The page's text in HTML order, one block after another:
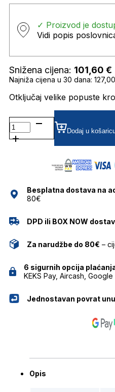
✓ Proizvod je
Vidi popis
Snižena cijena: 101,60 €
Najniža cijena u 30 dana:
Otključaj velike popuste
MRB
COLOMBIER
BTT43-
MR.BOHO
količina
Dodaj u
Besplatna dostava na
80€
DPD ili BOX NOW
Za narudžbe do 80€ –
6 sigurnih opcija
KEKS Pay, Aircash, Google
Jednostavan povrat
Opis